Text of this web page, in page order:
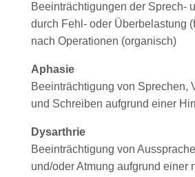
Beeinträchtigungen der Sprech-
durch Fehl- oder Überbelastung
nach Operationen (organisch)
Aphasie
Beeinträchtigung von Sprechen,
und Schreiben aufgrund einer
Dysarthrie
Beeinträchtigung von
und/oder Atmung aufgrund einer